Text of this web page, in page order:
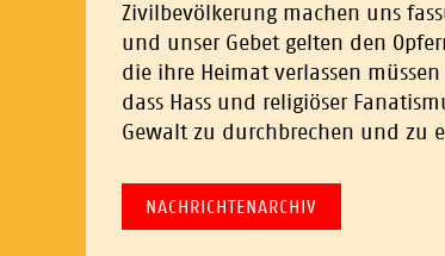
Zivilbevölkerung machen uns
und unser Gebet gelten den
die ihre Heimat verlassen
dass Hass und religiöser
Gewalt zu durchbrechen und zu
NACHRICHTENARCHIV